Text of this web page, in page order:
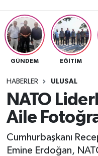
GÜNDEM EĞİTİM
HABERLER ULUSAL
NATO
Aile
Cumhurbaşkanı
Emine Erdoğan,
EKONOMİ
KÜLTÜR
BİLİM VE
ASAYİŞ
SAĞLIK
Yalova Namaz
Yalova Trafik
Tüm Manşetler
Son Dakika
Haber Arşivi